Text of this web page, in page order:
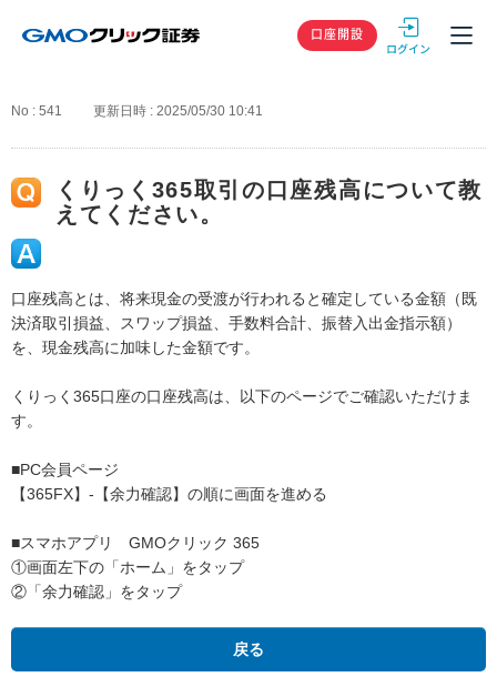
GMOクリック
口座開設
No : 541 更新日時 : 2025/05/30 10:41
くりっく365取引の口座残高について教
えてください。
口座残高とは、将来現金の受渡が行われると確定している金額（既
決済取引損益、スワップ損益、手数料合計、振替入出金指示額）
を、現金残高に加味した金額です。
くりっく365口座の口座残高は、以下のページでご確認いただけま
す。
■PC会員ページ
【365FX】-【余力確認】の順に画面を進める
■スマホアプリ GMOクリック 365
①画面左下の「ホーム」をタップ
②「余力確認」をタップ
戻る